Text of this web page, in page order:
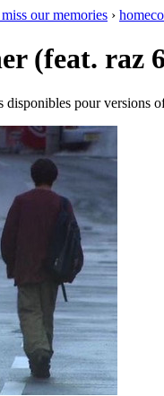
our memories ›
(feat. raz
pour versions